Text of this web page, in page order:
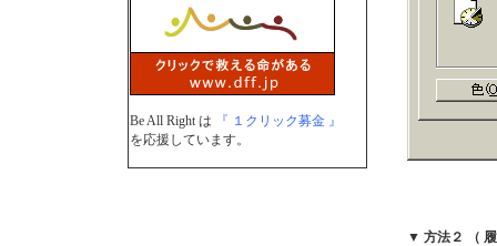
Be All Right は
『 １クリック募金 』
を応援しています。
▼ 方法２ （